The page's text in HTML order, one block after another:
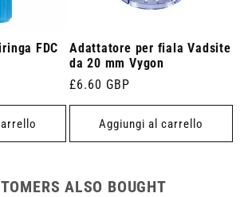
FDC
Adattatore per fiala Vadsite
da 20 mm Vygon
Prezzo
di
listino
£6.60 GBP
Aggiungi al carrello
ALSO BOUGHT